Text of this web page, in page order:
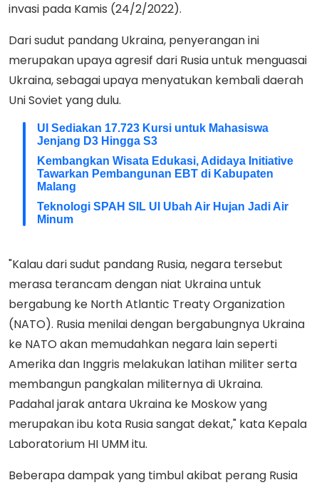
invasi pada Kamis (24/2/2022).
Dari sudut pandang Ukraina, penyerangan ini
merupakan upaya agresif dari Rusia untuk menguasai
Ukraina, sebagai upaya menyatukan kembali daerah
Uni Soviet yang dulu.
UI Sediakan 17.723 Kursi untuk Mahasiswa
Jenjang D3 Hingga S3
Kembangkan Wisata Edukasi, Adidaya Initiative
Tawarkan Pembangunan EBT di Kabupaten
Malang
Teknologi SPAH SIL UI Ubah Air Hujan Jadi Air
Minum
"Kalau dari sudut pandang Rusia, negara tersebut
merasa terancam dengan niat Ukraina untuk
bergabung ke North Atlantic Treaty Organization
(NATO). Rusia menilai dengan bergabungnya Ukraina
ke NATO akan memudahkan negara lain seperti
Amerika dan Inggris melakukan latihan militer serta
membangun pangkalan militernya di Ukraina.
Padahal jarak antara Ukraina ke Moskow yang
merupakan ibu kota Rusia sangat dekat," kata Kepala
Laboratorium HI UMM itu.
Beberapa dampak yang timbul akibat perang Rusia